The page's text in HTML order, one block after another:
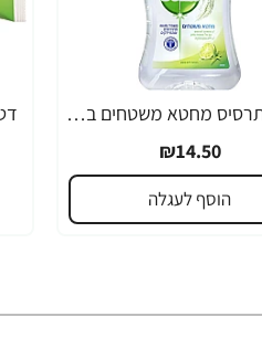
דטול תרסיס מחטא משטחים בניחוח ליים ונענע 750 מ"ל - Dettol
₪14.50
הוסף לעגלה